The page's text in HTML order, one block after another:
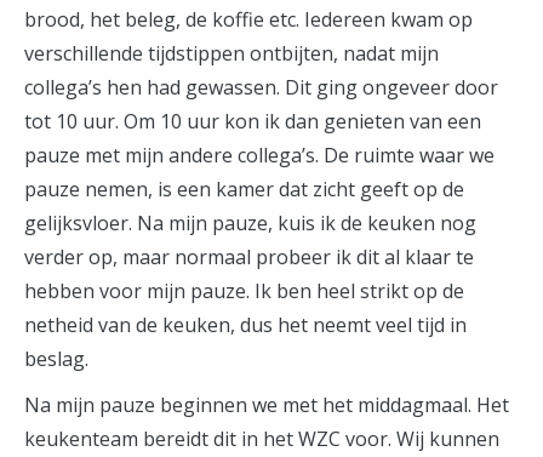
brood, het beleg, de koffie etc. Iedereen kwam op
verschillende tijdstippen ontbijten, nadat mijn
collega’s hen had gewassen. Dit ging ongeveer door
tot 10 uur. Om 10 uur kon ik dan genieten van een
pauze met mijn andere collega’s. De ruimte waar we
pauze nemen, is een kamer dat zicht geeft op de
gelijksvloer. Na mijn pauze, kuis ik de keuken nog
verder op, maar normaal probeer ik dit al klaar te
hebben voor mijn pauze. Ik ben heel strikt op de
netheid van de keuken, dus het neemt veel tijd in
beslag.
Na mijn pauze beginnen we met het middagmaal. Het
keukenteam bereidt dit in het WZC voor. Wij kunnen